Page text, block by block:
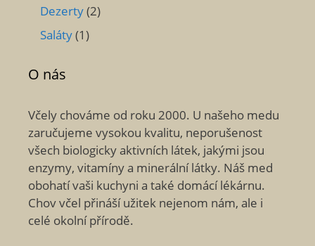
Dezerty(2)
Saláty(1)
O nás
Včely chováme od roku 2000. U našeho medu
zaručujeme vysokou kvalitu, neporušenost
všech biologicky aktivních látek, jakými jsou
enzymy, vitamíny a minerální látky. Náš med
obohatí vaši kuchyni a také domácí lékárnu.
Chov včel přináší užitek nejenom nám, ale i
celé okolní přírodě.